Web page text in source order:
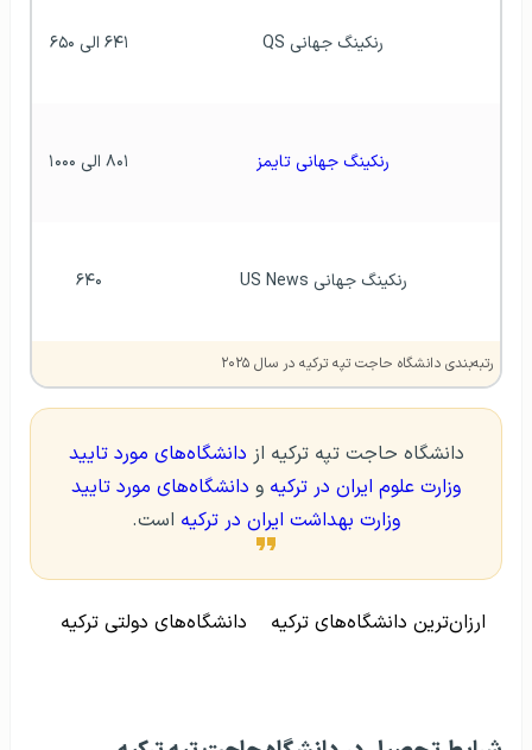
رنکینگ جهانی QS ۶۴۱ الی ۶۵۰
رنکینگ جهانی تایمز ۸۰۱ الی ۱۰۰۰
رنکینگ جهانی US News ۶۴۰
رتبه‌بندی دانشگاه حاجت تپه ترکیه در سال ۲۰۲۵
دانشگاه حاجت تپه ترکیه از دانشگاه‌های مورد تایید
وزارت علوم ایران در ترکیه و دانشگاه‌های مورد تایید
وزارت بهداشت ایران در ترکیه است.
ارزان‌ترین دانشگاه‌های ترکیه دانشگاه‌های دولتی ترکیه